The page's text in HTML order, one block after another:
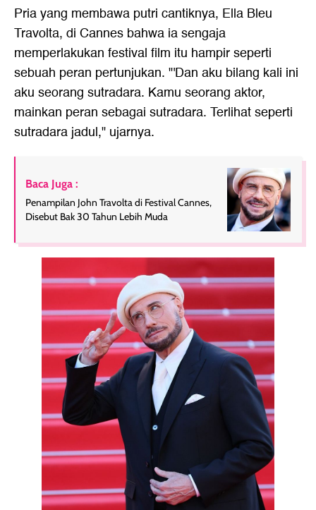
Pria yang membawa putri cantiknya, Ella Bleu
Travolta, di Cannes bahwa ia sengaja
memperlakukan festival film itu hampir seperti
sebuah peran pertunjukan. "'Dan aku bilang kali ini
aku seorang sutradara. Kamu seorang aktor,
mainkan peran sebagai sutradara. Terlihat seperti
sutradara jadul," ujarnya.
Baca Juga :
Penampilan John Travolta di Festival Cannes,
Disebut Bak 30 Tahun Lebih Muda